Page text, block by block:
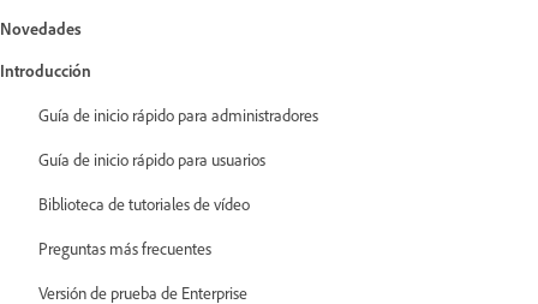
Novedades
Introducción
Guía de inicio rápido para administradores
Guía de inicio rápido para usuarios
Biblioteca de tutoriales de vídeo
Preguntas más frecuentes
Versión de prueba de Enterprise